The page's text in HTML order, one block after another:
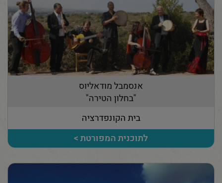
אנסמבל מודאליוס
"בחלון הטירה"
בית הקונפדרציה
לתוכנית המפורטת >